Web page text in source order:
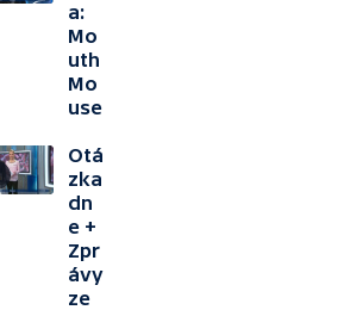
a:
Mo
uth
Mo
use
Otá
zka
dn
e +
Zpr
ávy
ze